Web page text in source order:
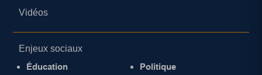
Vidéos
Enjeux sociaux
Éducation
Politique